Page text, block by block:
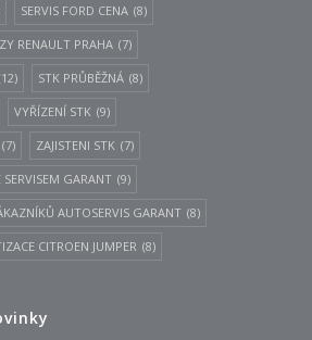
SERVIS FORD CENA (8)
RENAULT PRAHA (7)
STK PRŮBĚŽNÁ (8)
VYŘÍZENÍ STK (9)
(7) ZAJISTENI STK (7)
SERVISEM GARANT (9)
AUTOSERVIS GARANT (8)
CITROEN JUMPER (8)